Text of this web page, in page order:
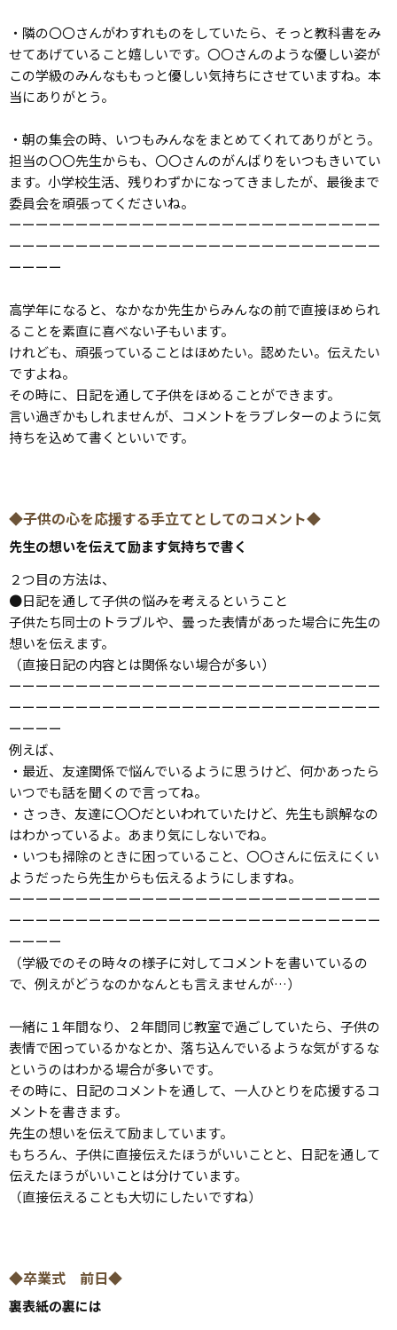
・隣の〇〇さんがわすれものをしていたら、そっと教科書をみ
せてあげていること嬉しいです。〇〇さんのような優しい姿が
この学級のみんなももっと優しい気持ちにさせていますね。本
当にありがとう。
・朝の集会の時、いつもみんなをまとめてくれてありがとう。
担当の〇〇先生からも、〇〇さんのがんばりをいつもきいてい
ます。小学校生活、残りわずかになってきましたが、最後まで
委員会を頑張ってくださいね。
ーーーーーーーーーーーーーーーーーーーーーーーーーーーー
ーーーーーーーーーーーーーーーーーーーーーーーーーーーー
ーーーー
高学年になると、なかなか先生からみんなの前で直接ほめられ
ることを素直に喜べない子もいます。
けれども、頑張っていることはほめたい。認めたい。伝えたい
ですよね。
その時に、日記を通して子供をほめることができます。
言い過ぎかもしれませんが、コメントをラブレターのように気
持ちを込めて書くといいです。
◆子供の心を応援する手立てとしてのコメント◆
先生の想いを伝えて励ます気持ちで書く
２つ目の方法は、
●日記を通して子供の悩みを考えるということ
子供たち同士のトラブルや、曇った表情があった場合に先生の
想いを伝えます。
（直接日記の内容とは関係ない場合が多い）
ーーーーーーーーーーーーーーーーーーーーーーーーーーーー
ーーーーーーーーーーーーーーーーーーーーーーーーーーーー
ーーーー
例えば、
・最近、友達関係で悩んでいるように思うけど、何かあったら
いつでも話を聞くので言ってね。
・さっき、友達に〇〇だといわれていたけど、先生も誤解なの
はわかっているよ。あまり気にしないでね。
・いつも掃除のときに困っていること、〇〇さんに伝えにくい
ようだったら先生からも伝えるようにしますね。
ーーーーーーーーーーーーーーーーーーーーーーーーーーーー
ーーーーーーーーーーーーーーーーーーーーーーーーーーーー
ーーーー
（学級でのその時々の様子に対してコメントを書いているの
で、例えがどうなのかなんとも言えませんが…）
一緒に１年間なり、２年間同じ教室で過ごしていたら、子供の
表情で困っているかなとか、落ち込んでいるような気がするな
というのはわかる場合が多いです。
その時に、日記のコメントを通して、一人ひとりを応援するコ
メントを書きます。
先生の想いを伝えて励ましています。
もちろん、子供に直接伝えたほうがいいことと、日記を通して
伝えたほうがいいことは分けています。
（直接伝えることも大切にしたいですね）
◆卒業式 前日◆
裏表紙の裏には